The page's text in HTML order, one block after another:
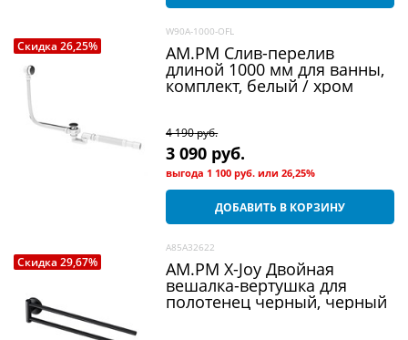
Скидка 26,25%
W90A-1000-OFL
AM.PM Слив-перелив
длиной 1000 мм для ванны,
комплект, белый / хром
4 190 руб.
3 090 руб.
выгода 1 100 руб. или26,25%
ДОБАВИТЬ В КОРЗИНУ
Скидка 29,67%
A85A32622
AM.PM X-Joy Двойная
вешалка-вертушка для
полотенец черный, черный